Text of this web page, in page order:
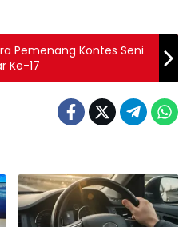
Pemenang Kontes Seni
Ke-17